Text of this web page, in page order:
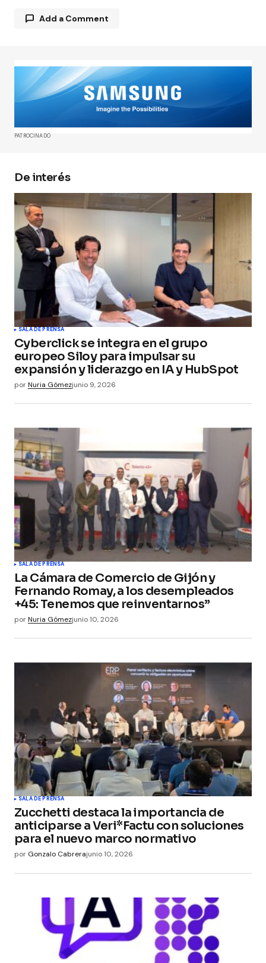
Add a Comment
Tu dirección de correo electrónico no será
publicada.Los campos obligatorios están
marcados con*
Comment*
Your E-mail*
Guarda mi nombre, correo electrónico y web en
este navegador para la próxima vez que
comente.
Submit Comment
PATROCINADO
De interés
SALA DE PRENSA
Cyberclick se integra en el grupo
europeo Siloy para impulsar su
expansión y liderazgo en IA y HubSpot
porNuria Gómezjunio 9, 2026
SALA DE PRENSA
La Cámara de Comercio de Gijón y
Fernando Romay, a los desempleados
+45: Tenemos que reinventarnos”
porNuria Gómezjunio 10, 2026
SALA DE PRENSA
Zucchetti destaca la importancia de
anticiparse a Veri*Factu con soluciones
para el nuevo marco normativo
por Gonzalo Cabrerajunio 10, 2026